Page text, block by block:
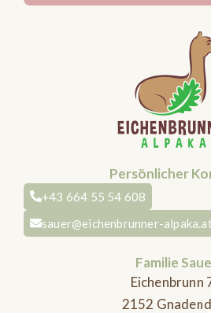
Persönlicher
+43 664 55 54 608
sauer@eichenbrunner-alpaka.at
Familie
Eichenbrunn
2152